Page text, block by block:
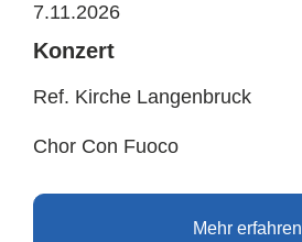
7.11.2026
Konzert
Ref. Kirche Langenbruck
Chor Con Fuoco
Mehr erfahren